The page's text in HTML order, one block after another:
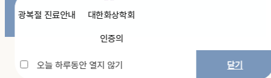
광복절 진료안내 대한화상학회
인증의
오늘 하루동안 열지 않기 닫기